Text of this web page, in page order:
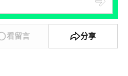
看留言 分享